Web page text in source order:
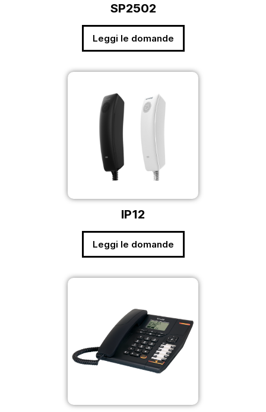
SP2502
Leggi le domande
IP12
Leggi le domande